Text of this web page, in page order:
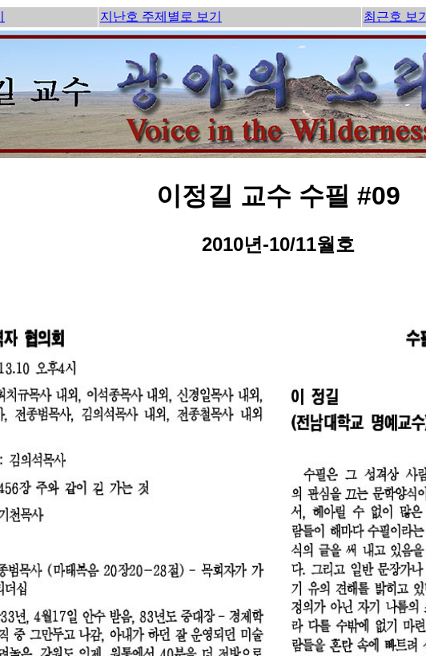
지난호 주제별로 보기 최근호 보기
이정길 교수 수필 #09
2010년-10/11월호